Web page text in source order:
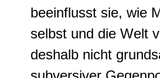
beeinflusst sie, wie
selbst und die Welt
deshalb nicht